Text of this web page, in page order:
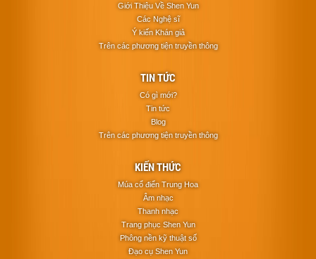
Giới Thiệu Về Shen Yun
Các Nghệ sĩ
Ý kiến Khán giả
Trên các phương tiện truyền thông
TIN TỨC
Có gì mới?
Tin tức
Blog
Trên các phương tiện truyền thông
KIẾN THỨC
Múa cổ điển Trung Hoa
Âm nhạc
Thanh nhạc
Trang phục Shen Yun
Phông nền kỹ thuật số
Đạo cụ Shen Yun